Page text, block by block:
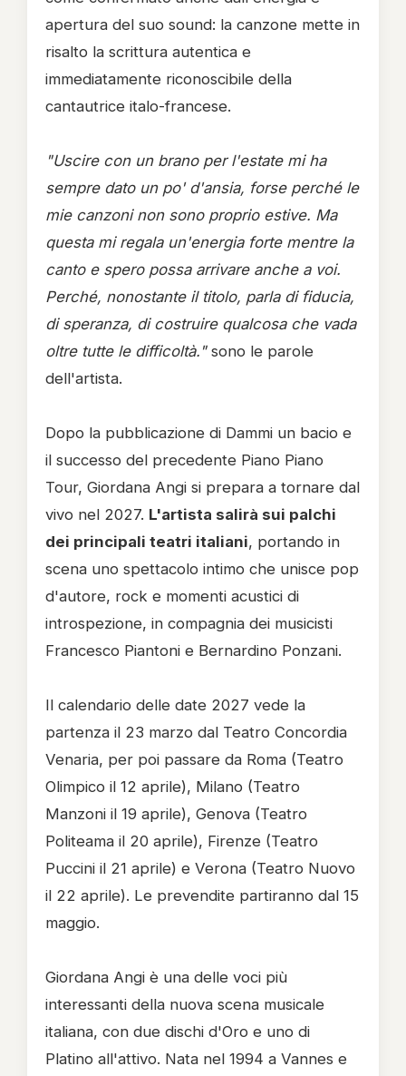
apertura del suo sound: la canzone mette in
risalto la scrittura autentica e
immediatamente riconoscibile della
cantautrice italo-francese.
"Uscire con un brano per l'estate mi ha
sempre dato un po' d'ansia, forse perché le
mie canzoni non sono proprio estive. Ma
questa mi regala un'energia forte mentre la
canto e spero possa arrivare anche a voi.
Perché, nonostante il titolo, parla di fiducia,
di speranza, di costruire qualcosa che vada
oltre tutte le difficoltà."sono le parole
dell'artista.
Dopo la pubblicazione di Dammi un bacio e
il successo del precedente Piano Piano
Tour, Giordana Angi si prepara a tornare dal
vivo nel 2027. L'artista salirà sui palchi
dei principali teatri italiani, portando in
scena uno spettacolo intimo che unisce pop
d'autore, rock e momenti acustici di
introspezione, in compagnia dei musicisti
Francesco Piantoni e Bernardino Ponzani.
Il calendario delle date 2027 vede la
partenza il 23 marzo dal Teatro Concordia
Venaria, per poi passare da Roma (Teatro
Olimpico il 12 aprile), Milano (Teatro
Manzoni il 19 aprile), Genova (Teatro
Politeama il 20 aprile), Firenze (Teatro
Puccini il 21 aprile) e Verona (Teatro Nuovo
il 22 aprile). Le prevendite partiranno dal 15
maggio.
Giordana Angi è una delle voci più
interessanti della nuova scena musicale
italiana, con due dischi d'Oro e uno di
Platino all'attivo. Nata nel 1994 a Vannes e